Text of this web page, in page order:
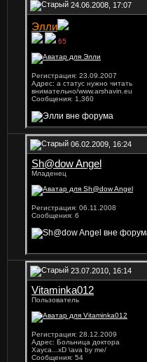
24.06.2008, 17:07
Элли
65
Регистрация: 23.09.2007
Адрес: а статус нужно читать
внимательно/www.arshavin.eu
Сообщения: 1,360
06.02.2009, 16:24
Sh@dow Angel
Младенец
Регистрация: 06.11.2008
Сообщения: 6
23.07.2010, 16:14
Vitaminka012
Пользователь
Регистрация: 28.12.2009
Адрес: Больница доктора
Хауса...хD \ava by me/
Сообщения: 54